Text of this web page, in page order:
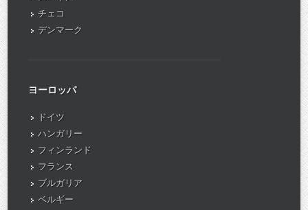
チェコ
デンマーク
ヨーロッパ
ドイツ
ハンガリー
フィンランド
フランス
ブルガリア
ベルギー